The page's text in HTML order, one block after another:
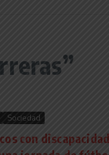
Sociedad
con